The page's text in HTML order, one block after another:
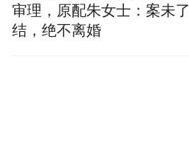
审理，原配朱女士：案未了
结，绝不离婚